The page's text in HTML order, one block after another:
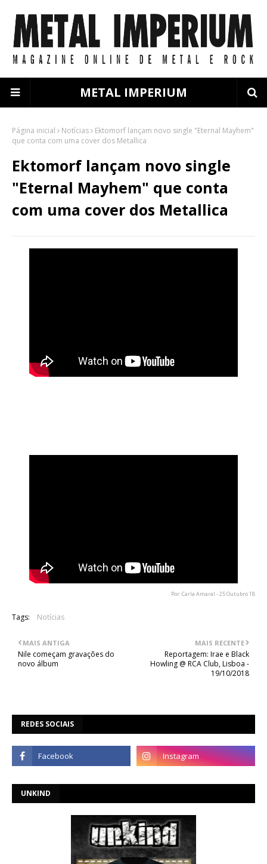
METAL IMPERIUM
Página inicial Notícias
Ektomorf lançam novo single "Eternal Mayhem"
que conta com uma cover dos Metallica
Ektomorf lançam novo single
"Eternal Mayhem" que conta
com uma cover dos Metallica
Por: Carla Amaral - 25 Outubro 18
Tags: Notícias
MAIS RECENTE
Reportagem: Irae e Black
Howling @ RCA Club, Lisboa -
19/10/2018
MAIS ANTIGA
Nile começam gravações do
novo álbum
REDES SOCIAIS
UNKIND